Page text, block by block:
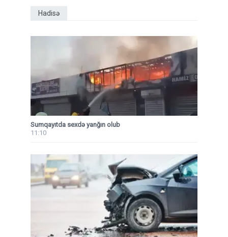
Hadisə
Sumqayıtda sexdə yanğın olub
11:10